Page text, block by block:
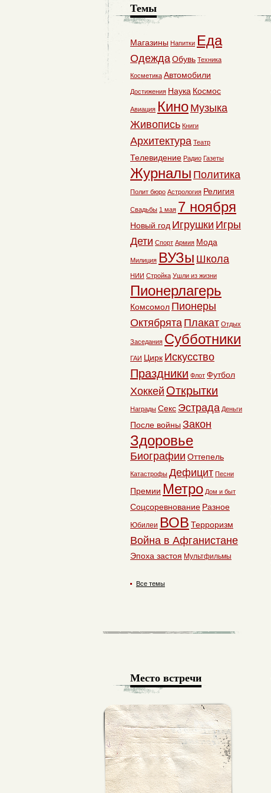
Темы
Магазины Напитки Еда
ОдеждаОбувь Техника
Косметика Автомобили
Достижения Наука Космос
Авиация Кино Музыка
Живопись Книги
Архитектура Театр
Телевидение Радио Газеты
Журналы Политика
Полит бюро Астрология Религия
Свадьбы 1 мая 7 ноября
Новый год Игрушки Игры
Дети Спорт Армия Мода
Милиция ВУЗы Школа
НИИ Стройка Ушли из жизни
Пионерлагерь
Комсомол Пионеры
Октябрята Плакат Отдых
Заседания Субботники
ГАИ Цирк Искусство
Праздники Флот Футбол
Хоккей Открытки
Награды Секс Эстрада Деньги
После войны Закон
Здоровье
Биографии Оттепель
Катастрофы Дефицит Песни
Премии Метро Дом и быт
Соцсоревнование Разное
Юбилеи ВОВ Терроризм
Война в Афганистане
Эпоха застоя Мультфильмы
Все темы
Место встречи